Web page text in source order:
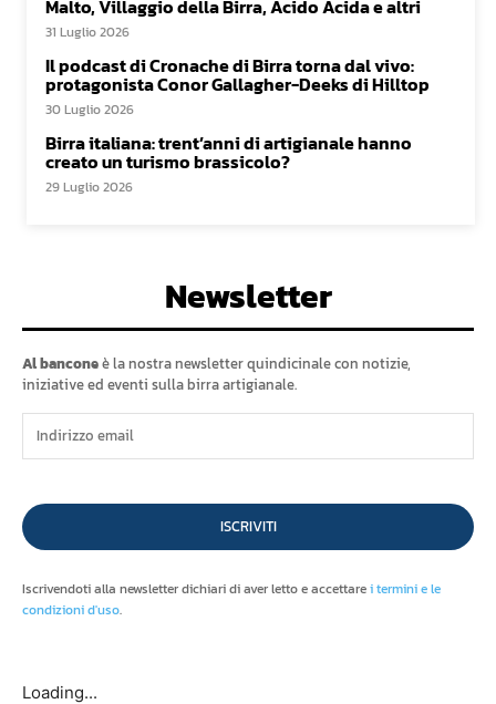
Malto, Villaggio della Birra, Acido Acida e altri
31 Luglio 2026
Il podcast di Cronache di Birra torna dal vivo:
protagonista Conor Gallagher-Deeks di Hilltop
30 Luglio 2026
Birra italiana: trent’anni di artigianale hanno
creato un turismo brassicolo?
29 Luglio 2026
Newsletter
Al banconeè la nostra newsletter quindicinale con notizie,
iniziative ed eventi sulla birra artigianale.
ISCRIVITI
Iscrivendoti alla newsletter dichiari di aver letto e accettarei termini e le
condizioni d'uso.
Loading...